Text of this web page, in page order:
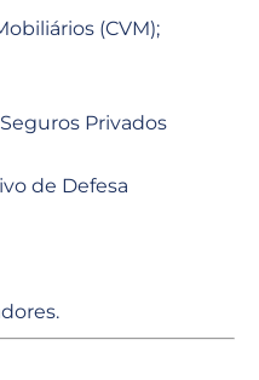
(CVM);
Privados
de Defesa